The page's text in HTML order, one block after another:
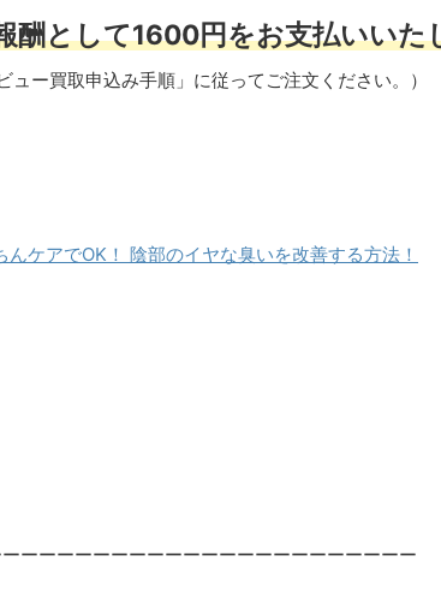
酬として1600円をお支払いいた
ュー買取申込み手順」に従ってご注文ください。）
んケアでOK！ 陰部のイヤな臭いを改善する方法！
ーーーーーーーーーーーーーーーーーーーーーー